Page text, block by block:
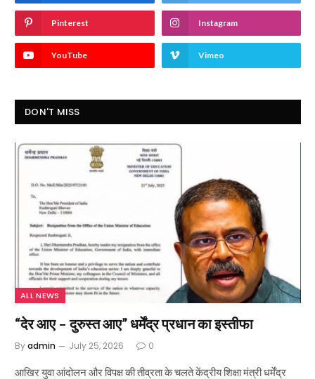
Pinterest Instagram
YouTube Vimeo
DON'T MISS
ALL NEWS
“देर आए – दुरुस्त आए” धर्मेंद्र प्रधान का इस्तीफा
Byadmin July 25, 2026 0
आखिर युवा आंदोलन और विपक्ष की तीव्रता के चलते केंद्रीय शिक्षा मंत्री धर्मेंद्र